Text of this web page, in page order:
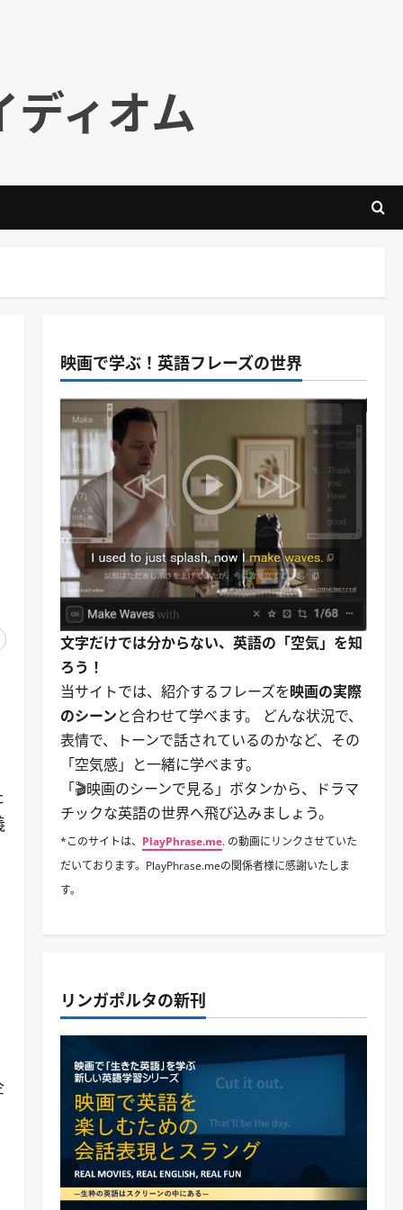
ィオム
アマゾンで見る アマゾンで見る
映画で学ぶ！英語フレーズの世界
文字だけでは分からない、英語の「空気」を知
ろう！
当サイトでは、紹介するフレーズを映画の実際
のシーンと合わせて学べます。 どんな状況で、
表情で、トーンで話されているのかなど、その
「空気感」と一緒に学べます。
「🎬映画のシーンで見る」ボタンから、ドラマ
チックな英語の世界へ飛び込みましょう。
*このサイトは、 PlayPhrase.me. の動画にリンクさせていた
だいております。PlayPhrase.meの関係者様に感謝いたしま
す。
リンガポルタの新刊